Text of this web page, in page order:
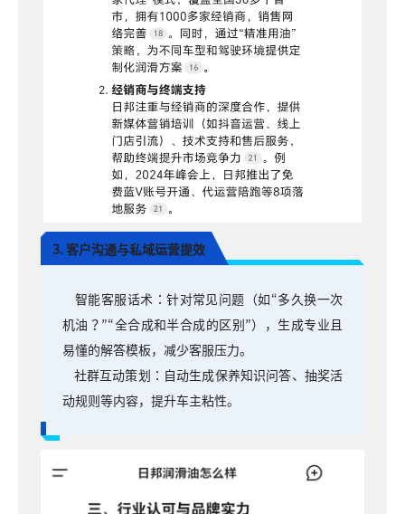
3. 客户沟通与私域运营提效
智能客服话术：针对常见问题（如“多久换一次
机油？”“全合成和半合成的区别”），生成专业且
易懂的解答模板，减少客服压力。
社群互动策划：自动生成保养知识问答、抽奖活
动规则等内容，提升车主粘性。